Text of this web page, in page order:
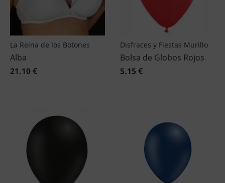
La Reina de los Botones
Alba
21.10 €
Disfraces y Fiestas Murillo
Bolsa de Globos Rojos
5.15 €